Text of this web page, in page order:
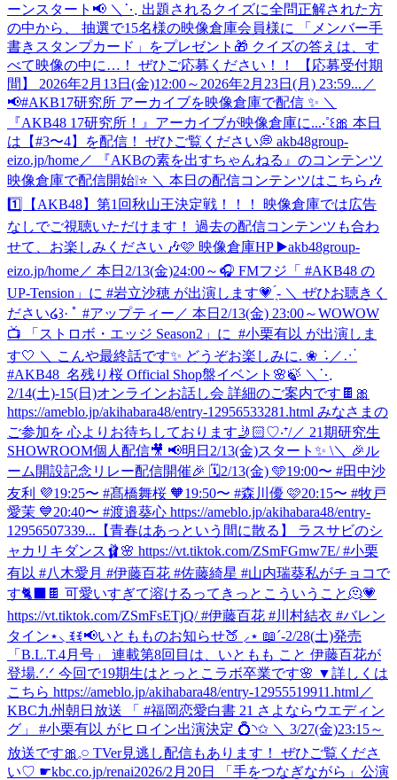
ーンスタート📢 ＼⋱ 出題されるクイズに全問正解された方
の中から、 抽選で15名様の映像倉庫会員様に 「メンバー手
書きスタンプカード」をプレゼント🎁 クイズの答えは、す
べて映像の中に…！ ぜひご応募ください！！ 【応募受付期
間】 2026年2月13日(金)12:00～2026年2月23日(月) 23:59... ／
📢#AKB17研究所 アーカイブを映像倉庫で配信 ✨ ＼
『AKB48 17研究所！』アーカイブが映像倉庫に...‧˚꒰🎀 本日
は【#3〜4】を配信！ ぜひご覧ください💭 akb48group-
eizo.jp/home／ 『AKBの素を出すちゃんねる』のコンテンツ
映像倉庫で配信開始❕⭐️ ＼ 本日の配信コンテンツはこちら🎶
1️⃣【AKB48】第1回秋山王決定戦！！！ 映像倉庫では広告
なしでご視聴いただけます！ 過去の配信コンテンツも合わ
せて、お楽しみください 🎶🩷 映像倉庫HP ▶️akb48group-
eizo.jp/home／ 本日2/13(金)24:00～🎧 FMフジ「 #AKB48 の
UP-Tension」に #岩立沙穂 が出演します💗 ̖́- ＼ ぜひお聴きく
ださい໒꒱· ﾟ #アップティー ‎／ ‎本日2/13(金) 23:00～WOWOW
📺 ‎「ストロボ・エッジ Season2」に ‎ ⁦‪#小栗有以‬⁩ が出演しま
す🤍 ‎＼ ‎こんや最終話です✨ ‎どうぞお楽しみに. ❀ ݁ ˖ ／⋰
#AKB48_名残り桜 Official Shop盤イベント🌸🍃 ＼⋱
2/14(土)-15(日)オンラインお話し会 詳細のご案内です🍫🎀
https://ameblo.jp/akihabara48/entry-12956533281.html みなさまの
ご参加を 心よりお待ちしております🤳🏻♡‧⁺/／ 21期研究生
SHOWROOM個人配信🎥 📢明日2/13(金)スタート✨ \＼ 🎉ル
ーム開設記念リレー配信開催🎉 🗓️2/13(金) 🩵19:00〜 #田中沙
友利 💜19:25〜 #髙橋舞桜 🧡19:50〜 #森川優 🩷20:15〜 #牧戸
愛茉 💙20:40〜 #渡邉葵心 https://ameblo.jp/akihabara48/entry-
12956507339... 【青春はあっという間に散る】 ラスサビのシ
ャカリキダンス🩰🌸 https://vt.tiktok.com/ZSmFGmw7E/ #小栗
有以 #八木愛月 #伊藤百花 #佐藤綺星 #山内瑞葵私がチョコで
す🐈‍⬛🍫 可愛いすぎて溶けるってきっとこういうこと🫠💗
https://vt.tiktok.com/ZSmFsETjQ/ #伊藤百花 #川村結衣 #バレン
タイン⋆⸜ ꉂꉂ📢いともものお知らせ🍑 ⸝⋆ 📖´-2/28(土)発売
「B.L.T.4月号」 連載第8回目は、いともも こと 伊藤百花が
登場.ᐟ.ᐟ 今回で19期生はとっとこラボ卒業です🌸 ▼詳しくは
こちら https://ameblo.jp/akihabara48/entry-12955519911.html ／
KBC九州朝日放送 「 #福岡恋愛白書 21 さよならウエディン
グ」 #小栗有以 がヒロイン出演決定 💍◝✩ ＼ 3/27(金)23:15～
放送です🎀𓈒𓏸 TVer見逃し配信もあります！ ぜひご覧くださ
い♡ ☛kbc.co.jp/renai2026/2月20日 「手をつなぎながら」公演